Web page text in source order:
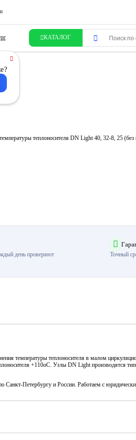
КАТАЛОГ
день проверяют
Точный
температуры теплоносителя в малом
+110оС. Узлы DN Light производятся
Санкт-Петербургу и России. Работаем с